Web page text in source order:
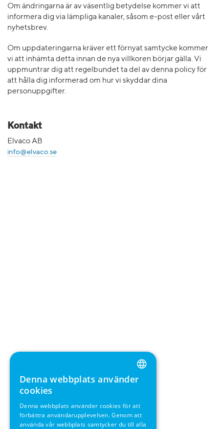
Om ändringarna är av väsentlig betydelse kommer vi att
informera dig via lämpliga kanaler, såsom e-post eller vårt
nyhetsbrev.
Om uppdateringarna kräver ett förnyat samtycke kommer
vi att inhämta detta innan de nya villkoren börjar gälla. Vi
uppmuntrar dig att regelbundet ta del av denna policy för
att hålla dig informerad om hur vi skyddar dina
personuppgifter.
Kontakt
Elvaco AB
info@elvaco.se
ENGLISH
SWEDISH
Denna webbplats använder
cookies
Denna webbplats använder cookies för att
förbättra användarupplevelsen. Genom att
använda vår webbplats samtycker du till alla